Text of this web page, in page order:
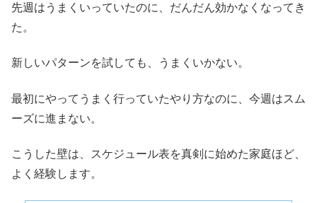
先週はうまくいっていたのに、だんだん効かなくなってき
た。
新しいパターンを試しても、うまくいかない。
最初にやってうまく行っていたやり方なのに、今週はスム
ーズに進まない。
こうした壁は、スケジュール表を真剣に始めた家庭ほど、
よく経験します。